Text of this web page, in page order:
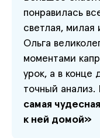
понравилась
светлая, милая
Ольга
моментами
урок, а в конце
точный анализ.
самая
к ней домой»